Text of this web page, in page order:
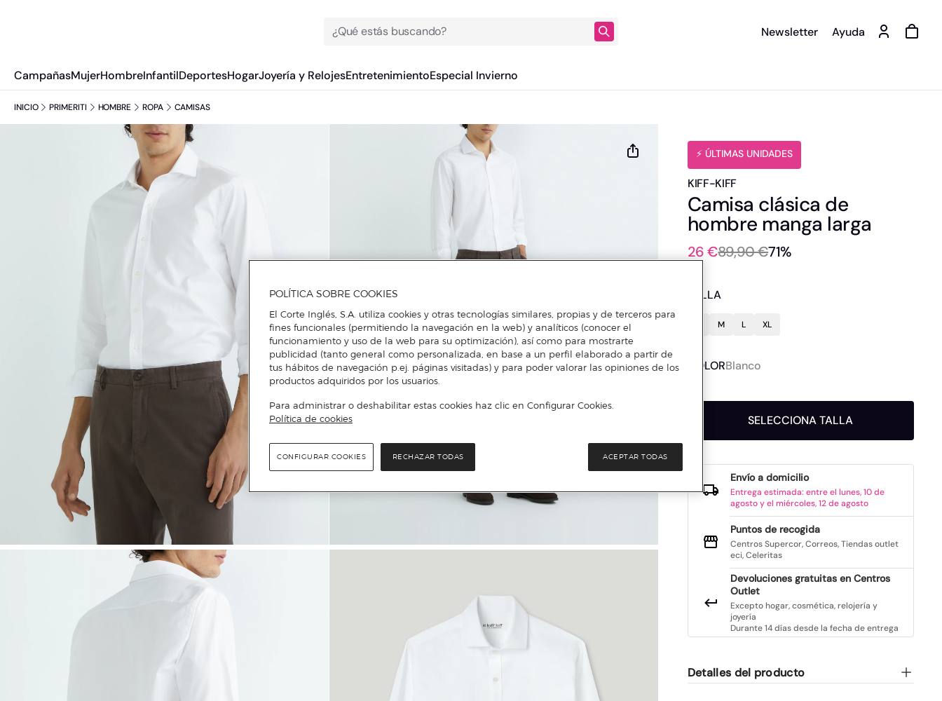
¿Qué estás buscando? Newsletter Ayuda
CampañasMujerHombreInfantilDeportesHogarJoyería y RelojesEntretenimientoEspecial Invierno
INICIO PRIMERITI HOMBRE ROPA CAMISAS
️⚡ ÚLTIMAS UNIDADES
KIFF-KIFF
Camisa clásica de
hombre manga larga
26 €89,90 €71%
TALLA
M L XL
COLORBlanco
SELECCIONA TALLA
Envío a domicilio
Entrega estimada: entre el lunes, 10 de
agosto y el miércoles, 12 de agosto
Puntos de recogida
Centros Supercor, Correos, Tiendas outlet
eci, Celeritas
Devoluciones gratuitas en Centros
Outlet
Excepto hogar, cosmética, relojería y
joyería
Durante 14 días desde la fecha de entrega
Detalles del producto
POLÍTICA SOBRE COOKIES
El Corte Inglés, S.A. utiliza cookies y otras tecnologías similares, propias y de terceros para
fines funcionales (permitiendo la navegación en la web) y analíticos (conocer el
funcionamiento y uso de la web para su optimización), así como para mostrarte
publicidad (tanto general como personalizada, en base a un perfil elaborado a partir de
tus hábitos de navegación p.ej. páginas visitadas) y para poder valorar las opiniones de los
productos adquiridos por los usuarios.
Para administrar o deshabilitar estas cookies haz clic en Configurar Cookies.
Política de cookies
RECHAZAR TODAS ACEPTAR TODAS
CONFIGURAR COOKIES